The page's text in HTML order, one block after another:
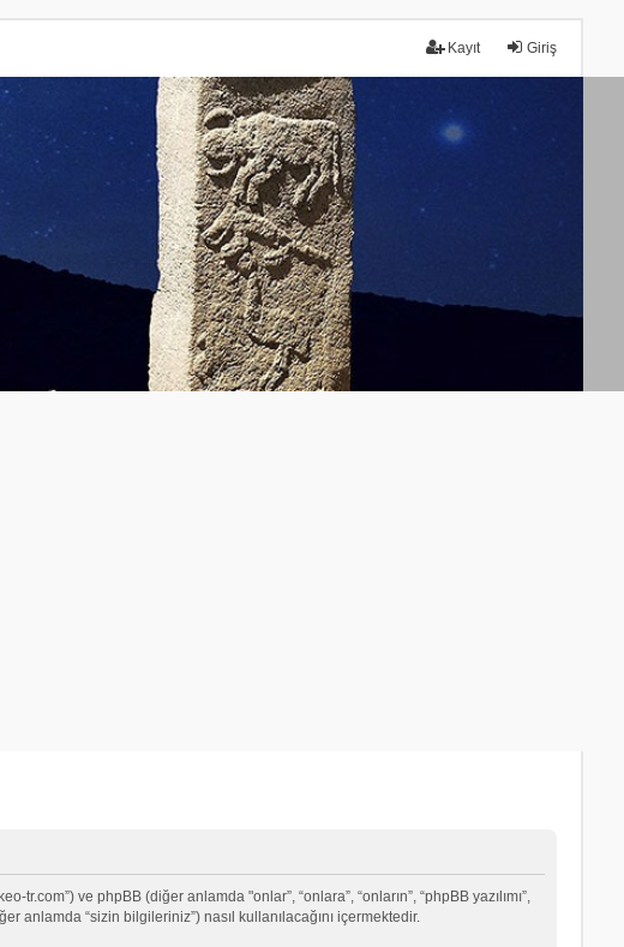
Giriş
Kayıt
ve phpBB (diğer anlamda "onlar”, “onlara”, “onların”, “phpBB yazılımı”,
anlamda “sizin bilgileriniz”) nasıl kullanılacağını içermektedir.